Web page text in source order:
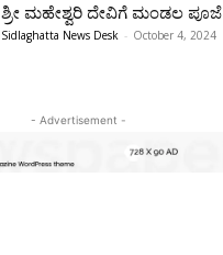
ಶ್ರೀ ಮಹೇಶ್ವರಿ ದೇವಿಗೆ ಮಂಡಲ ಪೂಜೆ
Sidlaghatta News Desk - October 4, 2024
- Advertisement -